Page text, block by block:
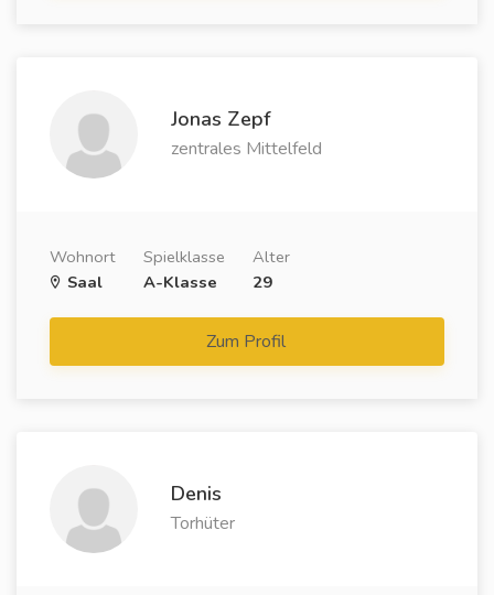
Jonas Zepf
zentrales Mittelfeld
Wohnort
Saal
Spielklasse
A-Klasse
Alter
29
Zum Profil
Denis
Torhüter